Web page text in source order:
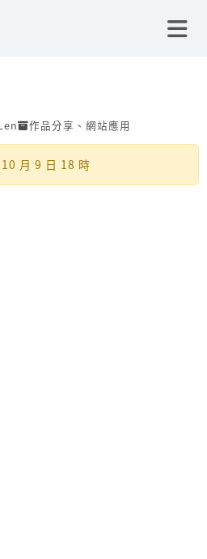
作品分享 、 網站應用
月 9 日 18 時